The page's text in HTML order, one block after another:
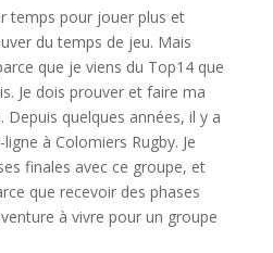
temps pour jouer plus et
du temps de jeu. Mais
que je viens du Top14 que
Je dois prouver et faire ma
Depuis quelques années, il y a
à Colomiers Rugby. Je
finales avec ce groupe, et
que recevoir des phases
à vivre pour un groupe